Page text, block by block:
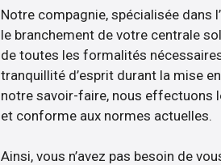
Notre compagnie, spécialisée dans
le branchement de votre centrale
de toutes les formalités
tranquillité d’esprit durant la mise
notre savoir-faire, nous effectuons
et conforme aux normes actuelles.
Ainsi, vous n’avez pas besoin de